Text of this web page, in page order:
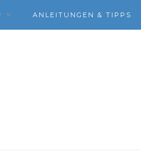
ANLEITUNGEN & TIPPS